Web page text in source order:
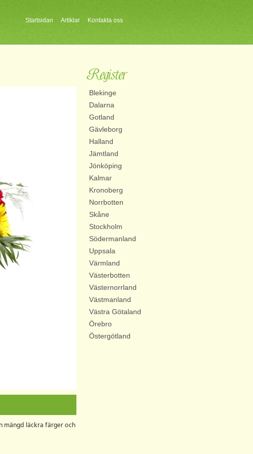
Startsidan Artiklar Kontakta oss
mängd läckra färger och
Register
Blekinge
Dalarna
Gotland
Gävleborg
Halland
Jämtland
Jönköping
Kalmar
Kronoberg
Norrbotten
Skåne
Stockholm
Södermanland
Uppsala
Värmland
Västerbotten
Västernorrland
Västmanland
Västra Götaland
Örebro
Östergötland